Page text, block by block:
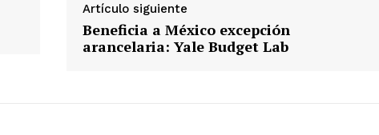
Artículo siguiente
Beneficia a México excepción
arancelaria: Yale Budget Lab